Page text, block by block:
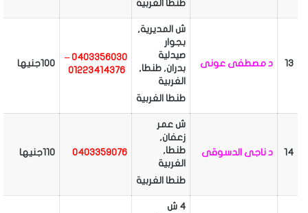
طنطا الغربية
13 د مصطفى عونى
ش المديرية,
بجوار
صيدلية
بدران, طنطا,
الغربية
طنطا الغربية
0403356030 –
100جنيها
14 د ناجى الدسوقى
ش عمر
زعفان,
طنطا,
الغربية
طنطا الغربية
0403359076 110جنيها
4 ش